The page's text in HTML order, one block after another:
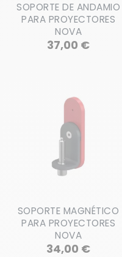
SOPORTE DE ANDAMIO
PARA PROYECTORES
NOVA
37,00 €Precio
SOPORTE MAGNÉTICO
PARA PROYECTORES
NOVA
34,00 €Precio